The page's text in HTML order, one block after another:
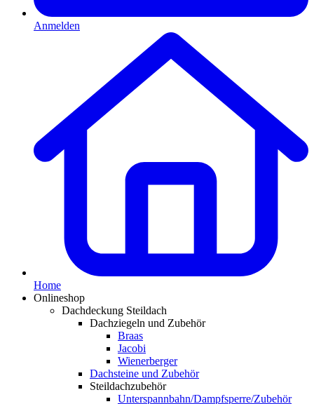
Anmelden
Home
Onlineshop
Dachdeckung Steildach
Dachziegeln und Zubehör
Braas
Jacobi
Wienerberger
Dachsteine und Zubehör
Steildachzubehör
Unterspannbahn/Dampfsperre/Zubehör